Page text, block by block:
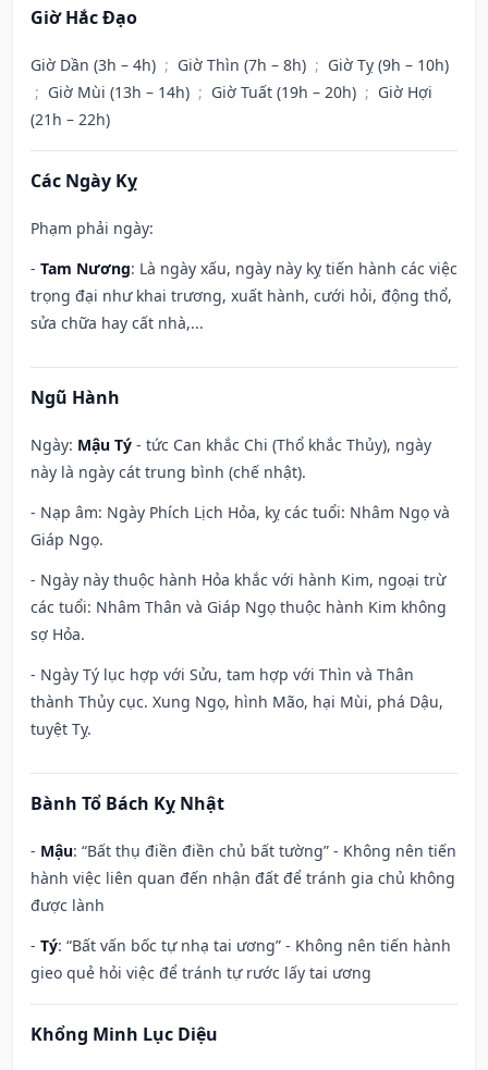
Giờ Hắc Đạo
Giờ Dần (3h – 4h) ; Giờ Thìn (7h – 8h) ; Giờ Tỵ (9h – 10h)
; Giờ Mùi (13h – 14h) ; Giờ Tuất (19h – 20h) ; Giờ Hợi
(21h – 22h)
Các Ngày Kỵ
Phạm phải ngày:
- Tam Nương: Là ngày xấu, ngày này kỵ tiến hành các việc
trọng đại như khai trương, xuất hành, cưới hỏi, động thổ,
sửa chữa hay cất nhà,...
Ngũ Hành
Ngày: Mậu Tý - tức Can khắc Chi (Thổ khắc Thủy), ngày
này là ngày cát trung bình (chế nhật).
- Nạp âm: Ngày Phích Lịch Hỏa, kỵ các tuổi: Nhâm Ngọ và
Giáp Ngọ.
- Ngày này thuộc hành Hỏa khắc với hành Kim, ngoại trừ
các tuổi: Nhâm Thân và Giáp Ngọ thuộc hành Kim không
sợ Hỏa.
- Ngày Tý lục hợp với Sửu, tam hợp với Thìn và Thân
thành Thủy cục. Xung Ngọ, hình Mão, hại Mùi, phá Dậu,
tuyệt Tỵ.
Bành Tổ Bách Kỵ Nhật
- Mậu: “Bất thụ điền điền chủ bất tường” - Không nên tiến
hành việc liên quan đến nhận đất để tránh gia chủ không
được lành
- Tý: “Bất vấn bốc tự nhạ tai ương” - Không nên tiến hành
gieo quẻ hỏi việc để tránh tự rước lấy tai ương
Khổng Minh Lục Diệu